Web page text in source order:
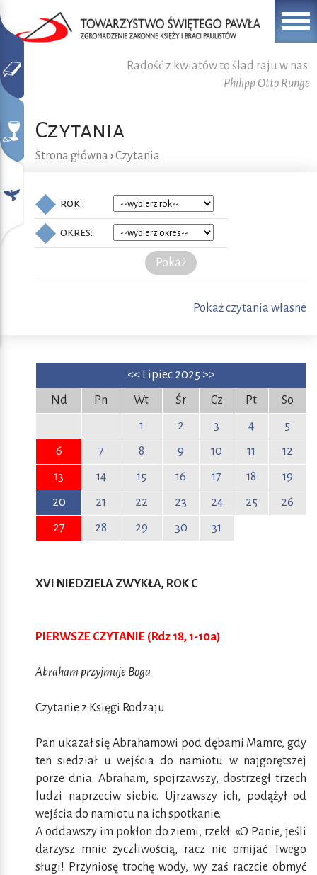
Radość z kwiatów to ślad raju w nas.
Philipp Otto Runge
Czytania
Strona główna ›Czytania
rok:
okres:
Pokaż
Pokaż czytania własne
<< Lipiec 2025 >>
Nd
Pn Wt Śr Cz Pt
So
1
2 3 4
5
6
7 8 9 10 11
12
13
14 15 16 17 18
19
20
21 22 23 24 25
26
27
28 29 30 31
XVI NIEDZIELA ZWYKŁA, ROK C
PIERWSZE CZYTANIE (Rdz 18, 1-10a)
Abraham przyjmuje Boga
Czytanie z Księgi Rodzaju
Pan ukazał się Abrahamowi pod dębami Mamre, gdy
ten siedział u wejścia do namiotu w najgorętszej
porze dnia. Abraham, spojrzawszy, dostrzegł trzech
ludzi naprzeciw siebie. Ujrzawszy ich, podążył od
wejścia do namiotu na ich spotkanie.
A oddawszy im pokłon do ziemi, rzekł: «O Panie, jeśli
darzysz mnie życzliwością, racz nie omijać Twego
sługi! Przyniosę trochę wody, wy zaś raczcie obmyć